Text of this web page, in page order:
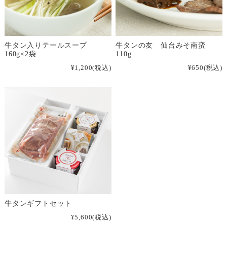
牛タン入りテールスープ
160g×2袋
¥1,200(税込)
牛タンの友 仙台みそ南蛮
110g
¥650(税込)
牛タンギフトセット
¥5,600(税込)